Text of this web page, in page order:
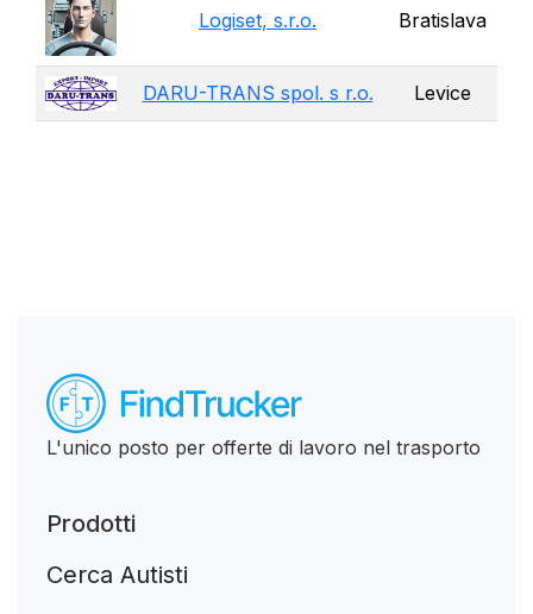
Logiset, s.r.o. Bratislava
DARU-TRANS spol. s r.o. Levice
L'unico posto per offerte di lavoro nel trasporto
Prodotti
Cerca Autisti